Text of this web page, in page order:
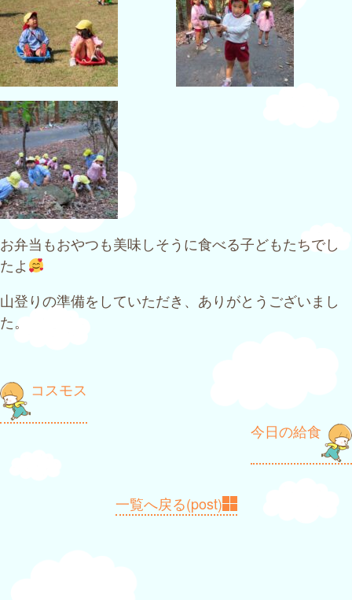
お弁当もおやつも美味しそうに食べる子どもたちでし
たよ
山登りの準備をしていただき、ありがとうございまし
た。
投
稿
コスモス
今日の給食
一覧へ戻る(post)